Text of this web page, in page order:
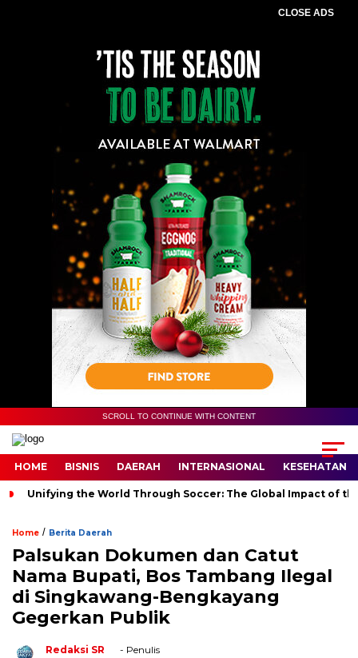
CLOSE ADS
SCROLL TO CONTINUE WITH CONTENT
HOME BISNIS DAERAH INTERNASIONAL KESEHATAN
Unifying the World Through Soccer: The Global Impact of
Home / Berita Daerah
Palsukan Dokumen dan Catut
Nama Bupati, Bos Tambang Ilegal
di Singkawang-Bengkayang
Gegerkan Publik
Redaksi SR
- Penulis